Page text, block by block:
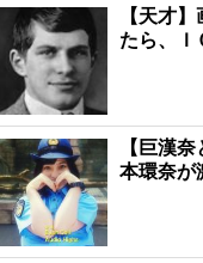
【天才
たら、Ｉ
【巨漢
本環奈が